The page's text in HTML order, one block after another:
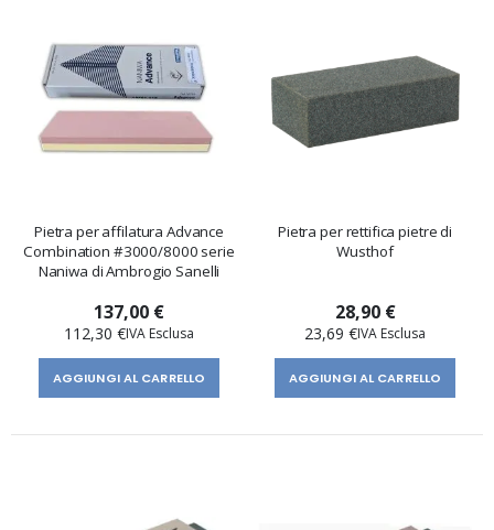
Pietra per affilatura Advance
Combination #3000/8000 serie
Naniwa di Ambrogio Sanelli
137,00 €
112,30 €
AGGIUNGI AL CARRELLO
Pietra per rettifica pietre di
Wusthof
28,90 €
23,69 €
AGGIUNGI AL CARRELLO